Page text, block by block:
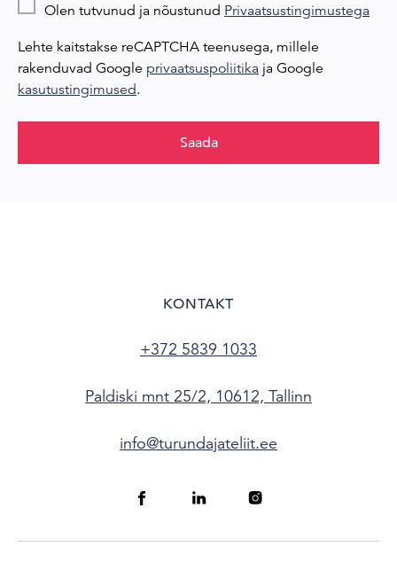
Olen tutvunud ja nõustunud Privaatsustingimustega
Lehte kaitstakse reCAPTCHA teenusega, millele
rakenduvad Google privaatsuspoliitika ja Google
kasutustingimused.
Saada
KONTAKT
+372 5839 1033
Paldiski mnt 25/2, 10612, Tallinn
info@turundajateliit.ee